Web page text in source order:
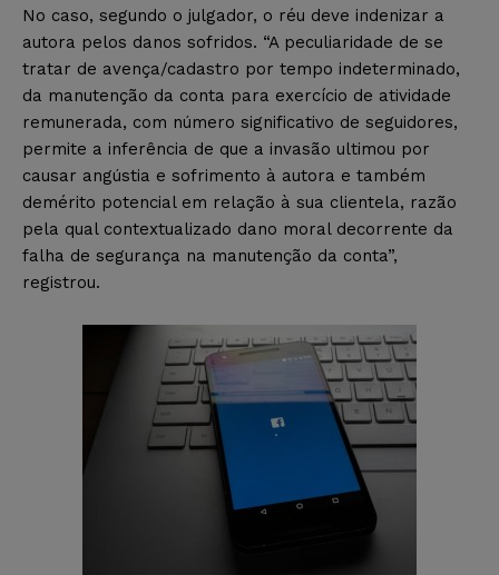
No caso, segundo o julgador, o réu deve indenizar a
autora pelos danos sofridos. “A peculiaridade de se
tratar de avença/cadastro por tempo indeterminado,
da manutenção da conta para exercício de atividade
remunerada, com número significativo de seguidores,
permite a inferência de que a invasão ultimou por
causar angústia e sofrimento à autora e também
demérito potencial em relação à sua clientela, razão
pela qual contextualizado dano moral decorrente da
falha de segurança na manutenção da conta”,
registrou.